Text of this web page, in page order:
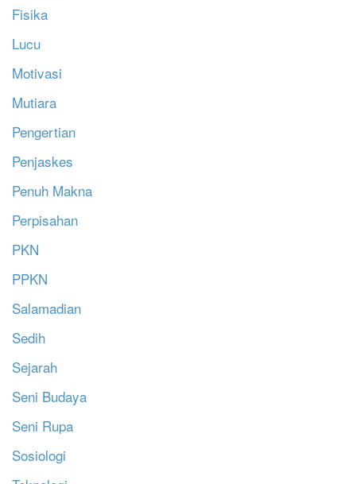
Fisika
Lucu
Motivasi
Mutiara
Pengertian
Penjaskes
Penuh Makna
Perpisahan
PKN
PPKN
Salamadian
Sedih
Sejarah
Seni Budaya
Seni Rupa
Sosiologi